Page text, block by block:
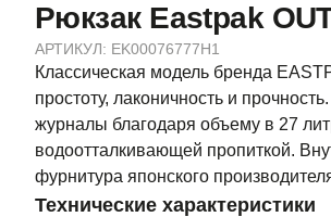
Рюкзак Eastpak
АРТИКУЛ: EK00076777H1
Классическая модель бренда
простоту, лаконичность и
журналы благодаря объему в 27
водоотталкивающей пропиткой.
фурнитура японского
Технические характеристики